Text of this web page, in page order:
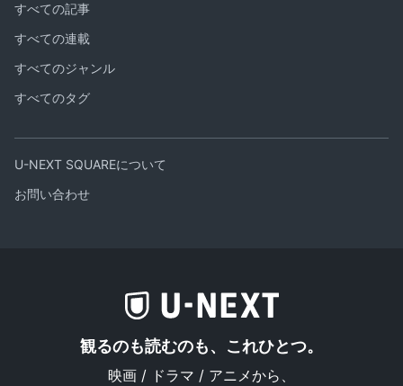
すべての記事
すべての連載
すべてのジャンル
すべてのタグ
U-NEXT SQUAREについて
お問い合わせ
観るのも読むのも、これひとつ。
映画 / ドラマ / アニメから、